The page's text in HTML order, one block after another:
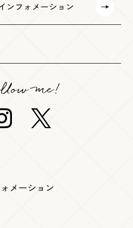
ンフォメーション
メーション